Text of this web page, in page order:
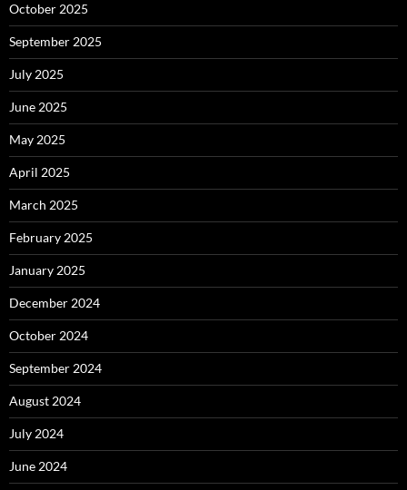
October 2025
September 2025
July 2025
June 2025
May 2025
April 2025
March 2025
February 2025
January 2025
December 2024
October 2024
September 2024
August 2024
July 2024
June 2024